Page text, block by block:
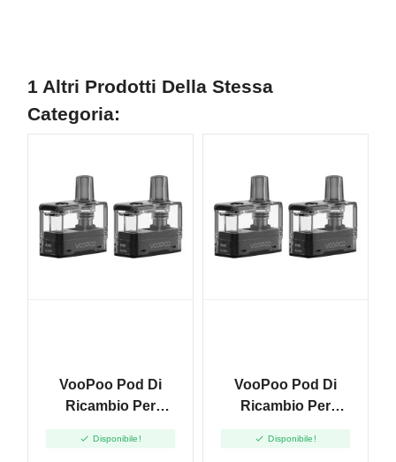
1 Altri Prodotti Della Stessa
Categoria:
VooPoo Pod Di
Ricambio Per
2pcs
 Disponibile!
VooPoo Pod Di
Ricambio Per
2pcs
 Disponibile!